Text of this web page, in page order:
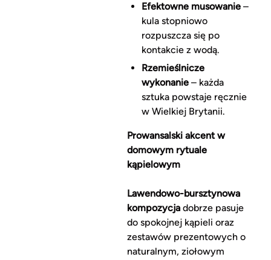
Efektowne musowanie–
kula stopniowo
rozpuszcza się po
kontakcie z wodą.
Rzemieślnicze
wykonanie– każda
sztuka powstaje ręcznie
w Wielkiej Brytanii.
Prowansalski akcent w
domowym rytuale
kąpielowym
Lawendowo-bursztynowa
kompozycjadobrze pasuje
do spokojnej kąpieli oraz
zestawów prezentowych o
naturalnym, ziołowym